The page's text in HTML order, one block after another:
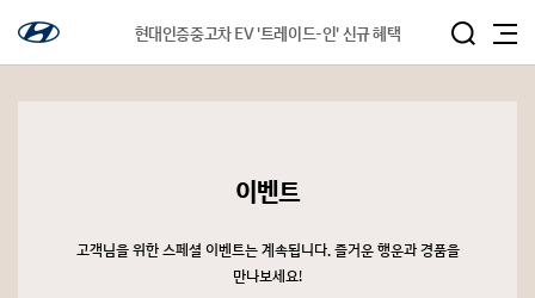
현대인증중고차 EV '트레이드-인' 신규 혜택
이벤트
고객님을 위한 스페셜 이벤트는 계속됩니다. 즐거운 행운과 경품을
만나보세요!